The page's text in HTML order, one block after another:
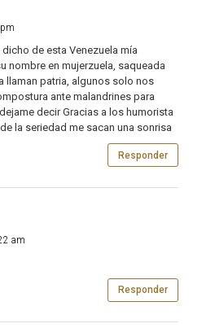
de esta Venezuela mía
nombre en mujerzuela, saqueada
llaman patria, algunos solo nos
ante malandrines para
decir Gracias a los humorista
la seriedad me sacan una sonrisa
Responder
am
Responder